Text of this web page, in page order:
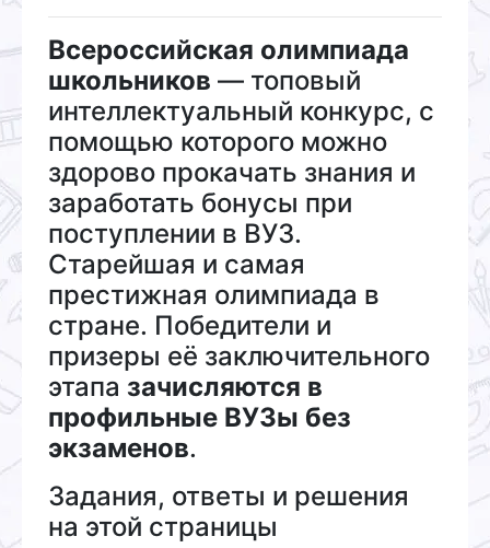
Всероссийская олимпиада
школьников — топовый
интеллектуальный конкурс, с
помощью которого можно
здорово прокачать знания и
заработать бонусы при
поступлении в ВУЗ.
Старейшая и самая
престижная олимпиада в
стране. Победители и
призеры её заключительного
этапа зачисляются в
профильные ВУЗы без
экзаменов.
Задания, ответы и решения
на этой страницы